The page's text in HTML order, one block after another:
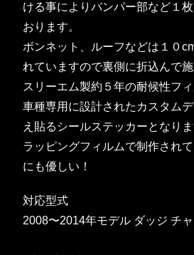
ける事によりバンパー部など１
おります。
ボンネット、ルーフなどは１０
れていますので裏側に折込んで施
スリーエム製約５年の耐候性フィ
車種専用に設計されたカスタム
え貼るシールステッカーとなりま
ラッピングフィルムで制作され
にも優しい！
対応型式
2008〜2014年モデル ダッジ チ